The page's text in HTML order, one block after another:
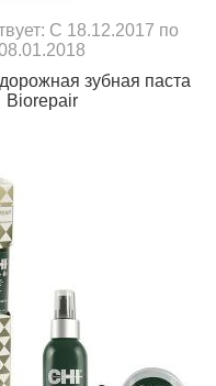
С 18.12.2017 по
зубная паста
Biorepair